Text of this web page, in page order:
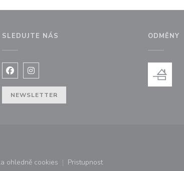
SLEDUJTE NÁS
Facebook ((otevře se v novém okně))
Instagram ((otevře se v novém okně))
NEWSLETTER
ODMĚNY
okně))
ohledně cookies
((otevře se v novém okně))
Pristupnost
((otevře se v novém okně))